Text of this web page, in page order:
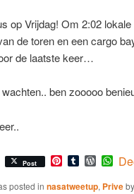
op Vrijdag! Om 2:02
de toren en een cargo
de laatste keer…
ben zooooo
Post Pinterest
Tumblr
posted in nasatweetup, Priveby